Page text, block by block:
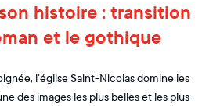
histoire : transition
et le gothique
l’église Saint-Nicolas domine les
des images les plus belles et les plus